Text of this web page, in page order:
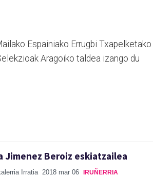
Espainiako Errugbi Txapelketako
Aragoiko taldea izango du
Jimenez Beroiz eskiatzailea
Irratia 2018 mar 06 IRUÑERRIA